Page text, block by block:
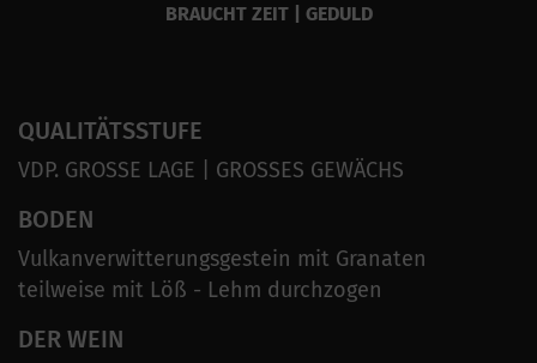
BRAUCHT ZEIT | GEDULD
QUALITÄTSSTUFE
VDP. GROSSE LAGE | GROSSES GEWÄCHS
BODEN
Vulkanverwitterungsgestein mit Granaten
teilweise mit Löß - Lehm durchzogen
DER WEIN